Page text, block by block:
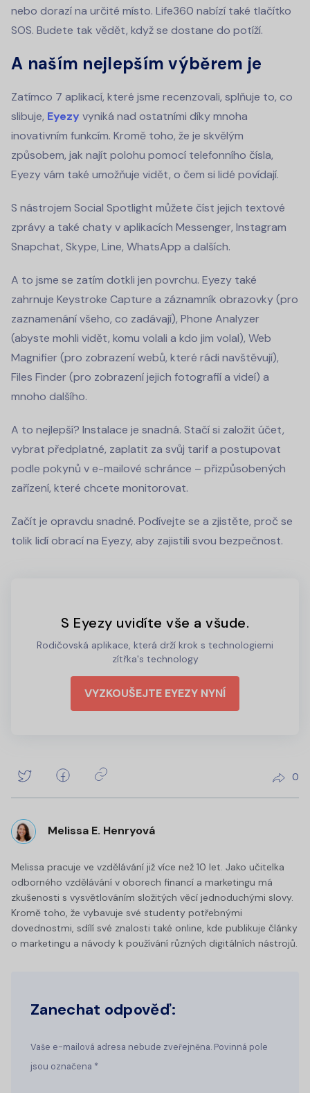
nebo dorazí na určité místo. Life360 nabízí také tlačítko
SOS. Budete tak vědět, když se dostane do potíží.
A naším nejlepším výběrem je
Zatímco 7 aplikací, které jsme recenzovali, splňuje to, co
slibuje, Eyezy vyniká nad ostatními díky mnoha
inovativním funkcím. Kromě toho, že je skvělým
způsobem, jak najít polohu pomocí telefonního čísla,
Eyezy vám také umožňuje vidět, o čem si lidé povídají.
S nástrojem Social Spotlight můžete číst jejich textové
zprávy a také chaty v aplikacích Messenger, Instagram
Snapchat, Skype, Line, WhatsApp a dalších.
A to jsme se zatím dotkli jen povrchu. Eyezy také
zahrnuje Keystroke Capture a záznamník obrazovky (pro
zaznamenání všeho, co zadávají), Phone Analyzer
(abyste mohli vidět, komu volali a kdo jim volal), Web
Magnifier (pro zobrazení webů, které rádi navštěvují),
Files Finder (pro zobrazení jejich fotografií a videí) a
mnoho dalšího.
A to nejlepší? Instalace je snadná. Stačí si založit účet,
vybrat předplatné, zaplatit za svůj tarif a postupovat
podle pokynů v e-mailové schránce – přizpůsobených
zařízení, které chcete monitorovat.
Začít je opravdu snadné. Podívejte se a zjistěte, proč se
tolik lidí obrací na Eyezy, aby zajistili svou bezpečnost.
S Eyezy uvidíte vše a všude.
Rodičovská aplikace, která drží krok s technologiemi
zítřka's technology
VYZKOUŠEJTE EYEZY NYNÍ
0
Melissa E. Henryová
Melissa pracuje ve vzdělávání již více než 10 let. Jako učitelka
odborného vzdělávání v oborech financí a marketingu má
zkušenosti s vysvětlováním složitých věcí jednoduchými slovy.
Kromě toho, že vybavuje své studenty potřebnými
dovednostmi, sdílí své znalosti také online, kde publikuje články
o marketingu a návody k používání různých digitálních nástrojů.
Zanechat odpověď:
Vaše e-mailová adresa nebude zveřejněna. Povinná pole
jsou označena *